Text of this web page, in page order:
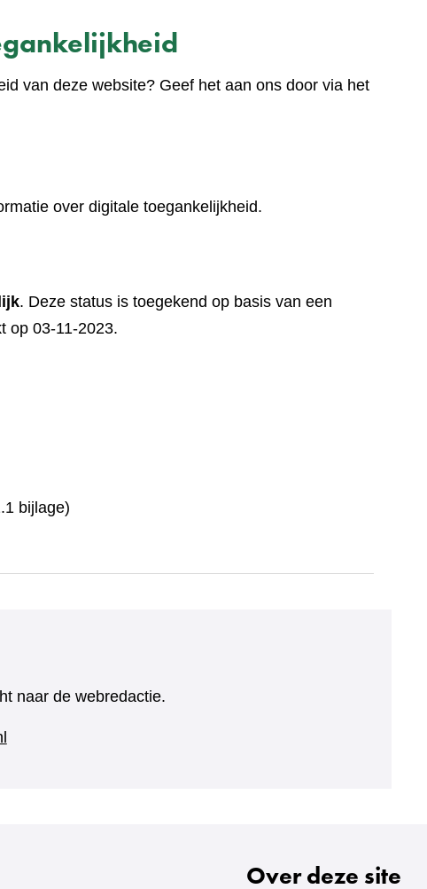
van deze website? Geef het aan ons door via het
over digitale toegankelijkheid.
. Deze status is toegekend op basis van een
op 03-11-2023.
bijlage)
naar de webredactie.
Over deze site